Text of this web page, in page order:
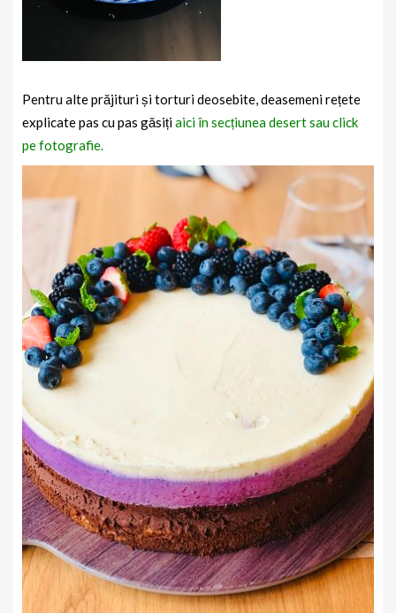
Pentru alte prăjituri și torturi deosebite, deasemeni rețete
explicate pas cu pas găsițiaici în secțiunea desert sau click
pe fotografie.